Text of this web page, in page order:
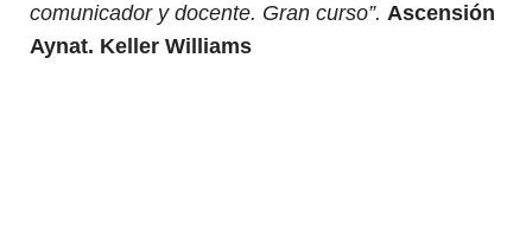
comunicador y docente. Gran curso”. Ascensión
Aynat. Keller Williams